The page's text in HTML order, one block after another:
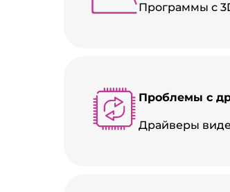
Программы с
Проблемы с
Драйверы